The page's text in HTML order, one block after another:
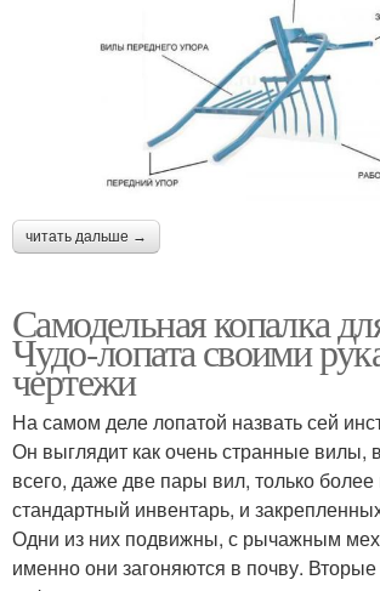
читать дальше →
Самодельная копалка
Чудо-лопата своими
чертежи
На самом деле лопатой назвать сей
Он выглядит как очень странные вилы,
всего, даже две пары вил, только
стандартный инвентарь, и
Одни из них подвижны, с рычажным
именно они загоняются в почву.